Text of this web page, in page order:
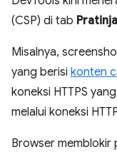
(CSP) di tab
Misalnya,
yang berisi konten
koneksi HTTPS
melalui koneksi
Browser memblokir